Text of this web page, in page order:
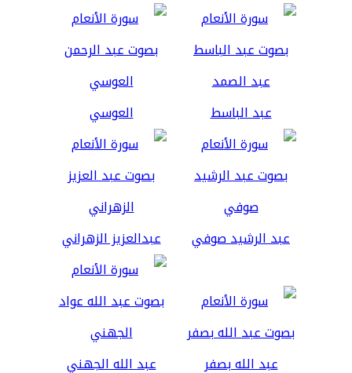
عبد الباسط العوسي
عبد الرشيد صوفي عبدالعزيز الزهراني
عبد الله بصفر عبد الله الجهني